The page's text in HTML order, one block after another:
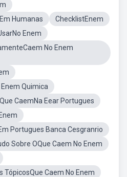
Humanas
ChecklistEnem
Enem
No Enem
Quimica
CaemNa Eear Portugues
Portugues Banca Cesgranrio
Sobre OQue Caem No Enem
TópicosQue Caem No Enem